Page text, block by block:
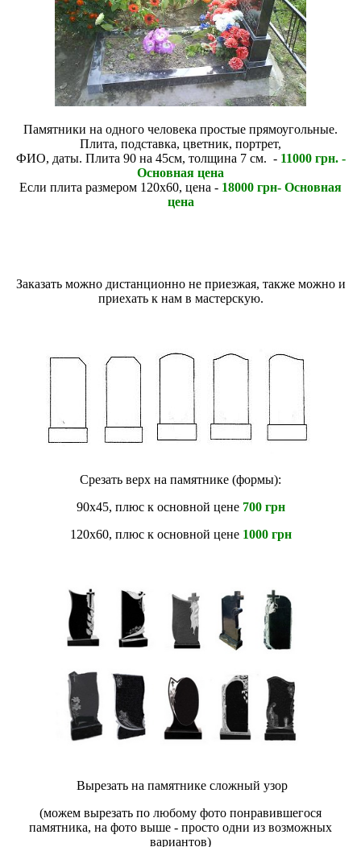
Памятники на одного человека простые прямоугольные.
Плита, подставка, цветник, портрет,
ФИО, даты. Плита 90 на 45см, толщина 7 см. - 11000 грн. -
Основная цена
Если плита размером 120х60, цена - 18000 грн- Основная
цена
Заказать можно дистанционно не приезжая, также можно и
приехать к нам в мастерскую.
Срезать верх на памятнике (формы):
90х45, плюс к основной цене 700 грн
120х60, плюс к основной цене 1000 грн
Вырезать на памятнике сложный узор
(можем вырезать по любому фото понравившегося
памятника, на фото выше - просто одни из возможных
вариантов)